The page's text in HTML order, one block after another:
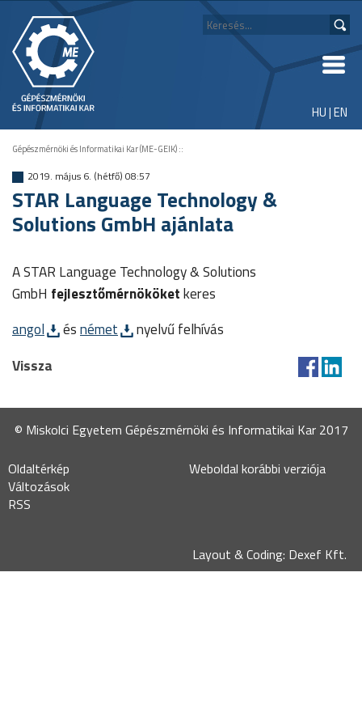
HU|EN
Gépészmérnöki és Informatikai Kar (ME-GEIK)::
2019. május 6. (hétfő) 08:57
STAR Language Technology &
Solutions GmbH ajánlata
A STAR Language Technology & Solutions
GmbH fejlesztőmérnököketkeres
angol
ésnémet nyelvű felhívás
Vissza
© Miskolci Egyetem Gépészmérnöki és Informatikai Kar 2017
Oldaltérkép
Változások
RSS
Weboldal korábbi verziója
Layout & Coding: Dexef Kft.